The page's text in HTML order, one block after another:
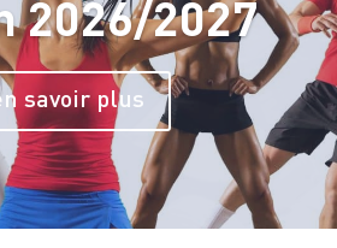
2027
savoir plus